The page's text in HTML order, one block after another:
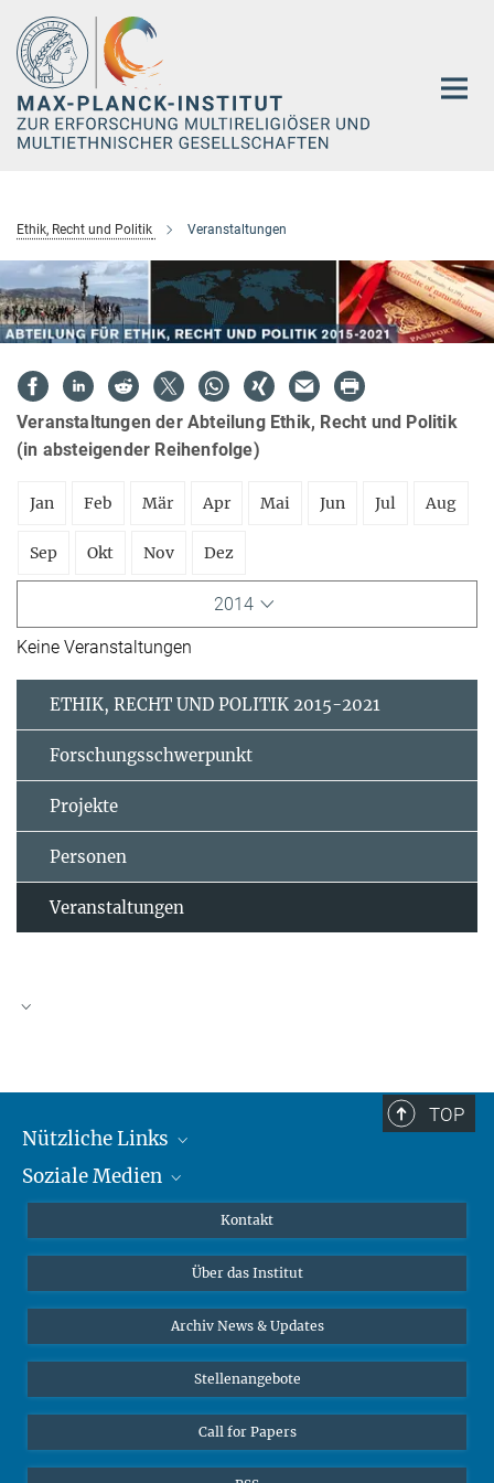
Hauptinhalt
Ethik, Recht und Politik Veranstaltungen
Veranstaltungen der Abteilung Ethik, Recht und Politik
(in absteigender Reihenfolge)
Jan Feb Mär Apr Mai Jun Jul Aug
Sep Okt Nov Dez
2014
Keine Veranstaltungen
ETHIK, RECHT UND POLITIK 2015-2021
Forschungsschwerpunkt
Projekte
Personen
Veranstaltungen
TOP
Nützliche Links
MMG Alumni Corner
Online-Vorträge
Interviews zum Thema "Diversity"
Soziale Medien
Bluesky
Kontakt
Über das Institut
Archiv News & Updates
Stellenangebote
Call for Papers